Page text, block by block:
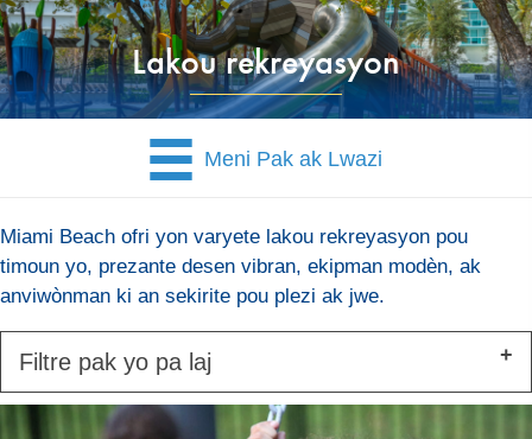
Lakou rekreyasyon
Meni Pak ak Lwazi
Miami Beach ofri yon varyete lakou rekreyasyon pou
timoun yo, prezante desen vibran, ekipman modèn, ak
anviwònman ki an sekirite pou plezi ak jwe.
Filtre pak yo pa laj